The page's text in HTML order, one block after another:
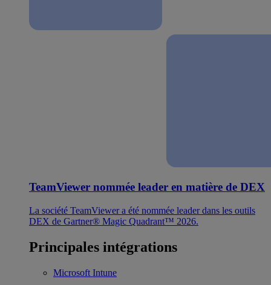
TeamViewer nommée leader en matière de DEX
La société TeamViewer a été nommée leader dans les outils
DEX de Gartner® Magic Quadrant™ 2026.
Principales intégrations
Microsoft Intune